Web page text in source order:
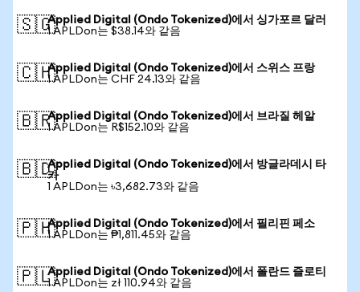
🇸🇬Applied Digital (Ondo Tokenized)에서 싱가포르 달러
1 APLDon는 $38.14와 같음
🇨🇭Applied Digital (Ondo Tokenized)에서 스위스 프랑
1 APLDon는 CHF 24.13와 같음
🇧🇷Applied Digital (Ondo Tokenized)에서 브라질 헤알
1 APLDon는 R$152.10와 같음
🇧🇩Applied Digital (Ondo Tokenized)에서 방글라데시 타
카
1 APLDon는 ৳3,682.73와 같음
🇵🇭Applied Digital (Ondo Tokenized)에서 필리핀 페소
1 APLDon는 ₱1,811.45와 같음
🇵🇱Applied Digital (Ondo Tokenized)에서 폴란드 즐로티
1 APLDon는 zł 110.94와 같음